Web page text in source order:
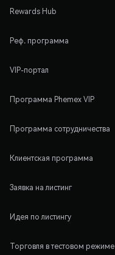
Rewards Hub
Реф. программа
VIP-портал
Программа Phemex VIP
Программа сотрудничества
Клиентская программа
Заявка на листинг
Идея по листингу
Торговля в тестовом режиме